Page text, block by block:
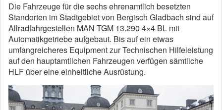
Die Fahrzeuge für die sechs ehrenamtlich besetzten
Standorten im Stadtgebiet von Bergisch Gladbach sind auf
Allradfahrgestellen MAN TGM 13.290 4×4 BL mit
Automatikgetriebe aufgebaut. Bis auf ein etwas
umfangreicheres Equipment zur Technischen Hilfeleistung
auf den hauptamtlichen Fahrzeugen verfügen sämtliche
HLF über eine einheitliche Ausrüstung.